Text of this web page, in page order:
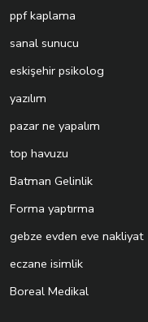
ppf kaplama
sanal sunucu
eskişehir psikolog
yazılım
pazar ne yapalım
top havuzu
Batman Gelinlik
Forma yaptırma
gebze evden eve nakliyat
eczane isimlik
Boreal Medikal